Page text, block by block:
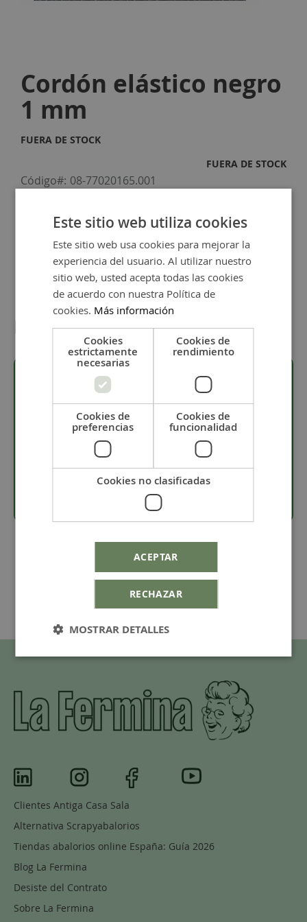
the
beginning
of
the
images
Cordón elástico negro
1 mm
FUERA DE STOCK
FUERA DE STOCK
Código 08-77020165.001
0,25 €
Detalles
Descripción
· Se vende por metros.
· Grosor de 1 mm.
· Cordón elástico para bisutería.
Clientes Antiga Casa Sala
Alternativa Scrapyabalorios
Tiendas abalorios online España: Guía 2026
Blog La Fermina
Desiste del Contrato
Sobre La Fermina
Este sitio web utiliza cookies
Este sitio web usa cookies para mejorar la
experiencia del usuario. Al utilizar nuestro
sitio web, usted acepta todas las cookies
de acuerdo con nuestra Política de
cookies. Más información
Cookies
estrictamente
necesarias
Cookies de
rendimiento
Cookies de
preferencias
Cookies de
funcionalidad
Cookies no clasificadas
ACEPTAR
RECHAZAR
MOSTRAR DETALLES